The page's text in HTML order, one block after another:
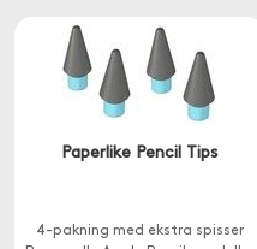
Paperlike Pencil Tips
4-pakning med ekstra spisser